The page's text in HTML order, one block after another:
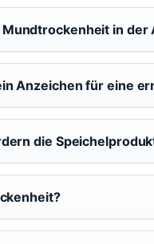
in
Anzeichen für eine
die